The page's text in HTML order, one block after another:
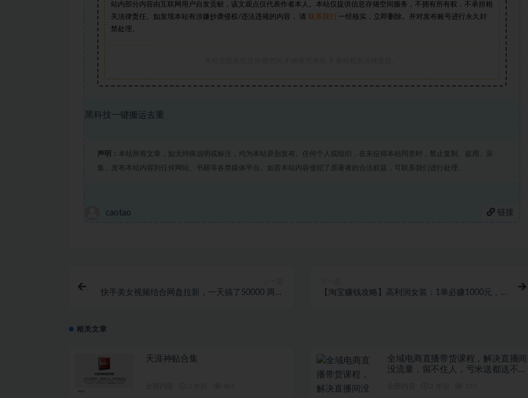
站内部分内容由互联网用户自发贡献，该文观点仅代表作者本人。本站仅提供信息存储空间服务，不拥有所有权，不承担相
关法律责任。如发现本站有涉嫌抄袭侵权/违法违规的内容， 请 联系我们 一经核实，立即删除。并对发布账号进行永久封
禁处理。
黑科技一键搬运去重
声明： 本站所有文章，如无特殊说明或标注，均为本站原创发布。任何个人或组织，在未征得本站同意时，禁止复制、盗用、采
集、发布本站内容到任何网站、书籍等各类媒体平台。如若本站内容侵犯了原著者的合法权益，可联系我们进行处理。
caotao 链接
快手美女视频结合网盘拉新，一天搞了50000 两分
【淘宝赚钱攻略】高利润女装：1单必赚1000元，
相关文章
天涯神贴合集
全域电商直播带货课程，解决直播间
没流量，留不住人，亏米送都送不出